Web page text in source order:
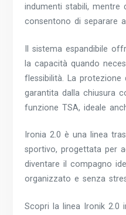
indumenti stabili, mentre
consentono di separare
Il sistema espandibile
la capacità quando
flessibilità. La
garantita dalla chiusura
funzione TSA, ideale
Ironia 2.0 è una linea
sportivo, progettata per
diventare il compagno
organizzato e senza
Scopri la linea Ironik 2.0